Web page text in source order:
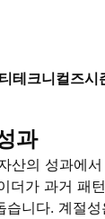
테크니컬즈시
과
산의 성과에
더가 과거 패
습니다. 계절